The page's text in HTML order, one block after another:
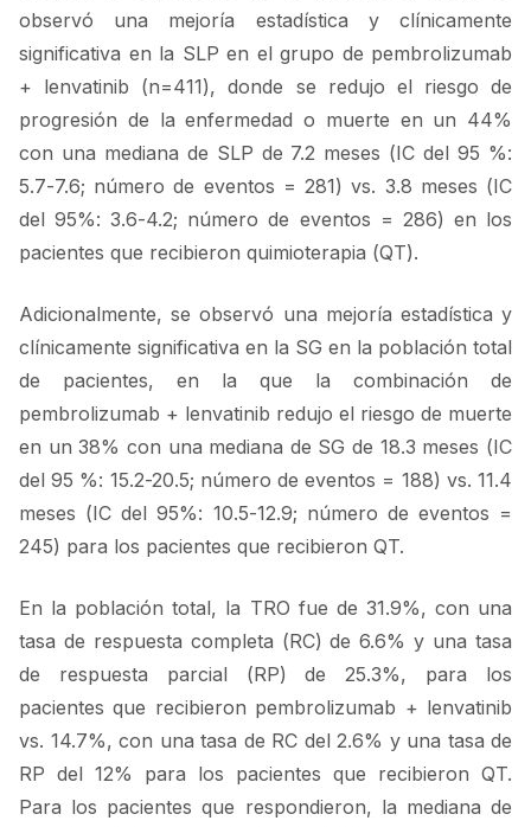
observó una mejoría estadística y clínicamente
significativa en la SLP en el grupo de pembrolizumab
+ lenvatinib (n=411), donde se redujo el riesgo de
progresión de la enfermedad o muerte en un 44%
con una mediana de SLP de 7.2 meses (IC del 95 %:
5.7-7.6; número de eventos = 281) vs. 3.8 meses (IC
del 95%: 3.6-4.2; número de eventos = 286) en los
pacientes que recibieron quimioterapia (QT).
Adicionalmente, se observó una mejoría estadística y
clínicamente significativa en la SG en la población total
de pacientes, en la que la combinación de
pembrolizumab + lenvatinib redujo el riesgo de muerte
en un 38% con una mediana de SG de 18.3 meses (IC
del 95 %: 15.2-20.5; número de eventos = 188) vs. 11.4
meses (IC del 95%: 10.5-12.9; número de eventos =
245) para los pacientes que recibieron QT.
En la población total, la TRO fue de 31.9%, con una
tasa de respuesta completa (RC) de 6.6% y una tasa
de respuesta parcial (RP) de 25.3%, para los
pacientes que recibieron pembrolizumab + lenvatinib
vs. 14.7%, con una tasa de RC del 2.6% y una tasa de
RP del 12% para los pacientes que recibieron QT.
Para los pacientes que respondieron, la mediana de